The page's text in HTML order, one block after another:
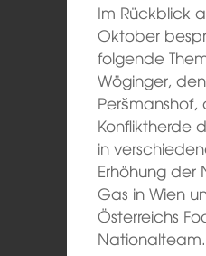
Im Rückblick
Oktober
folgende
Wöginger,
Peršmanshof,
Konfliktherde
in
Erhöhung der
Gas in Wien
Österreichs
Nationalteam.